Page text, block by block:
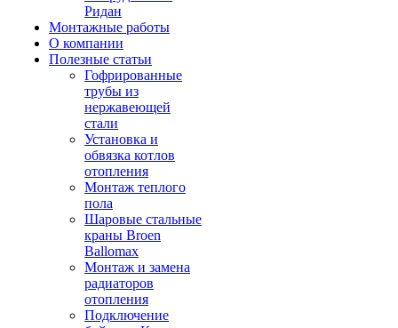
Ридан
Монтажные работы
О компании
Полезные статьи
Гофрированные
трубы из
нержавеющей
стали
Установка и
обвязка котлов
отопления
Монтаж теплого
пола
Шаровые стальные
краны Broen
Ballomax
Монтаж и замена
радиаторов
отопления
Подключение